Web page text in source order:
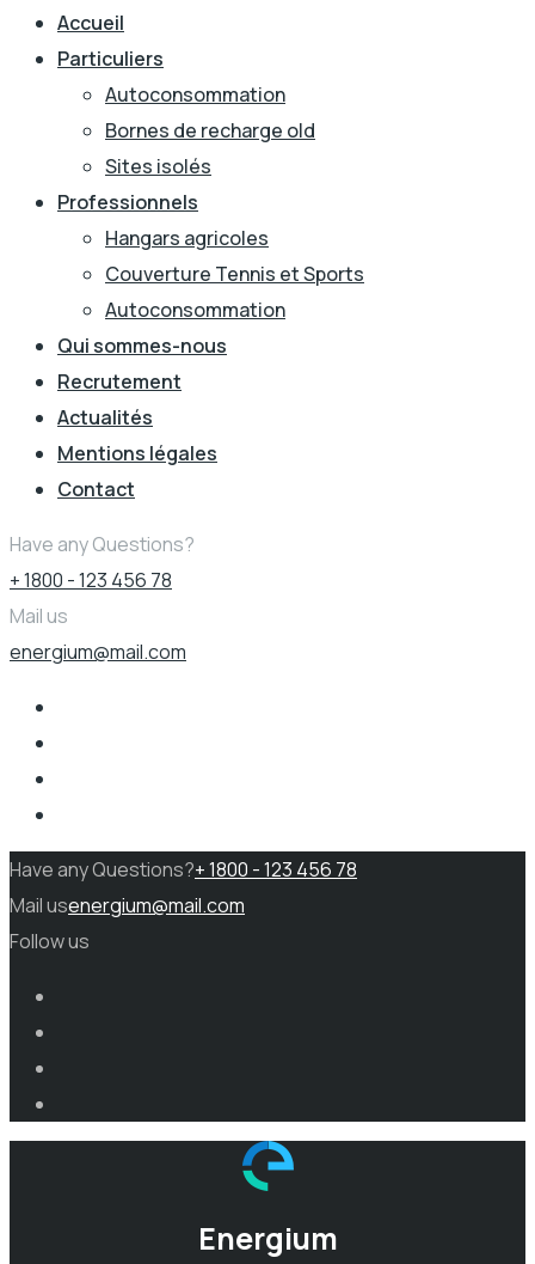
Accueil
Particuliers
Autoconsommation
Bornes de recharge old
Sites isolés
Professionnels
Hangars agricoles
Couverture Tennis et Sports
Autoconsommation
Qui sommes-nous
Recrutement
Actualités
Mentions légales
Contact
Have any Questions?
+ 1800 - 123 456 78
Mail us
energium@mail.com
Have any Questions?+ 1800 - 123 456 78
Mail usenergium@mail.com
Follow us
Energium